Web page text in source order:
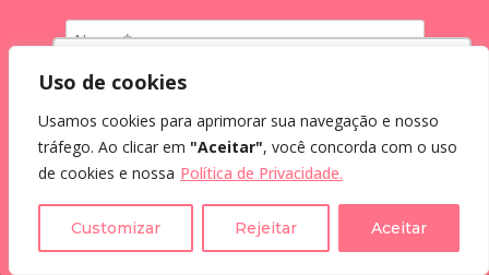
Eu concordo em receber comunicações.
Ao informar meus dados, eu concordo com a
Assine a Newsletter
Utilizamos cookies para oferecer melhor
como você interage em nosso site e
personalizar conteúdo.
Uso de cookies
Usamos cookies para aprimorar sua navegação e nosso
tráfego. Ao clicar em "Aceitar", você concorda com o uso
de cookies e nossa Política de Privacidade.
Customizar Rejeitar Aceitar